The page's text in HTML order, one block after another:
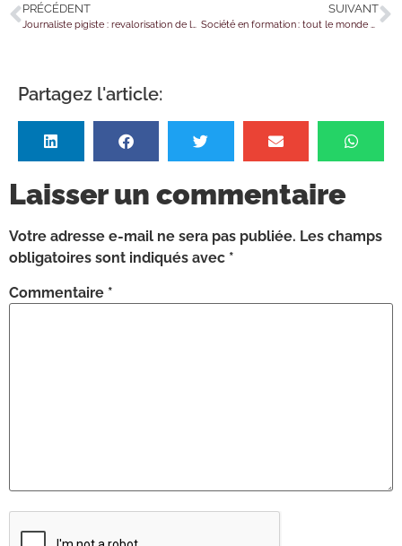
PRÉCÉDENT SUIVANT
Partagez l'article:
Laisser un commentaire
Votre adresse e-mail ne sera pas publiée. Les champs
obligatoires sont indiqués avec *
Commentaire *